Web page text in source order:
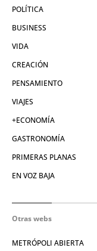
POLÍTICA
BUSINESS
VIDA
CREACIÓN
PENSAMIENTO
VIAJES
+ECONOMÍA
GASTRONOMÍA
PRIMERAS PLANAS
EN VOZ BAJA
Otras webs
METRÓPOLI ABIERTA